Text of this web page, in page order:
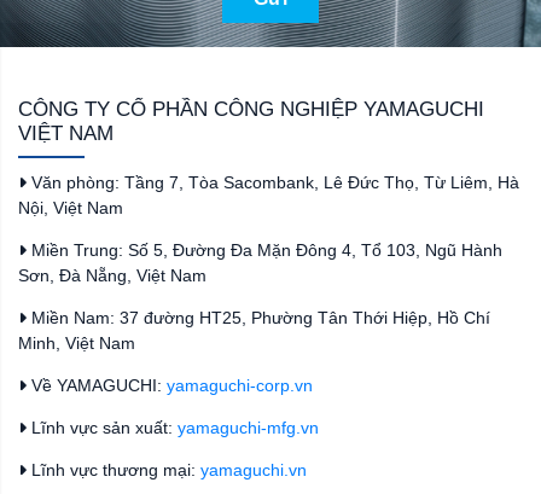
CÔNG TY CỔ PHẦN CÔNG NGHIỆP YAMAGUCHI
VIỆT NAM
Văn phòng: Tầng 7, Tòa Sacombank, Lê Đức Thọ, Từ Liêm, Hà
Nội, Việt Nam
Miền Trung: Số 5, Đường Đa Mặn Đông 4, Tổ 103, Ngũ Hành
Sơn, Đà Nẵng, Việt Nam
Miền Nam: 37 đường HT25, Phường Tân Thới Hiệp, Hồ Chí
Minh, Việt Nam
Về YAMAGUCHI: yamaguchi-corp.vn
Lĩnh vực sản xuất: yamaguchi-mfg.vn
Lĩnh vực thương mại: yamaguchi.vn